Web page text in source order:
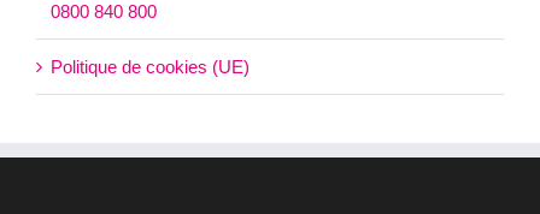
0800 840 800
Politique de cookies (UE)